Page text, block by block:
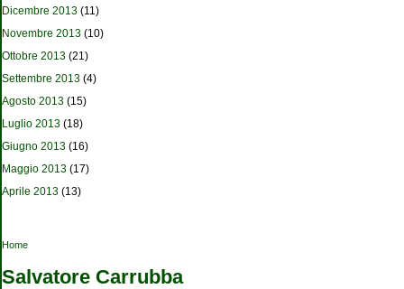
Dicembre 2013 (11)
Novembre 2013 (10)
Ottobre 2013 (21)
Settembre 2013 (4)
Agosto 2013 (15)
Luglio 2013 (18)
Giugno 2013 (16)
Maggio 2013 (17)
Aprile 2013 (13)
Tu sei qui
Home
Salvatore Carrubba